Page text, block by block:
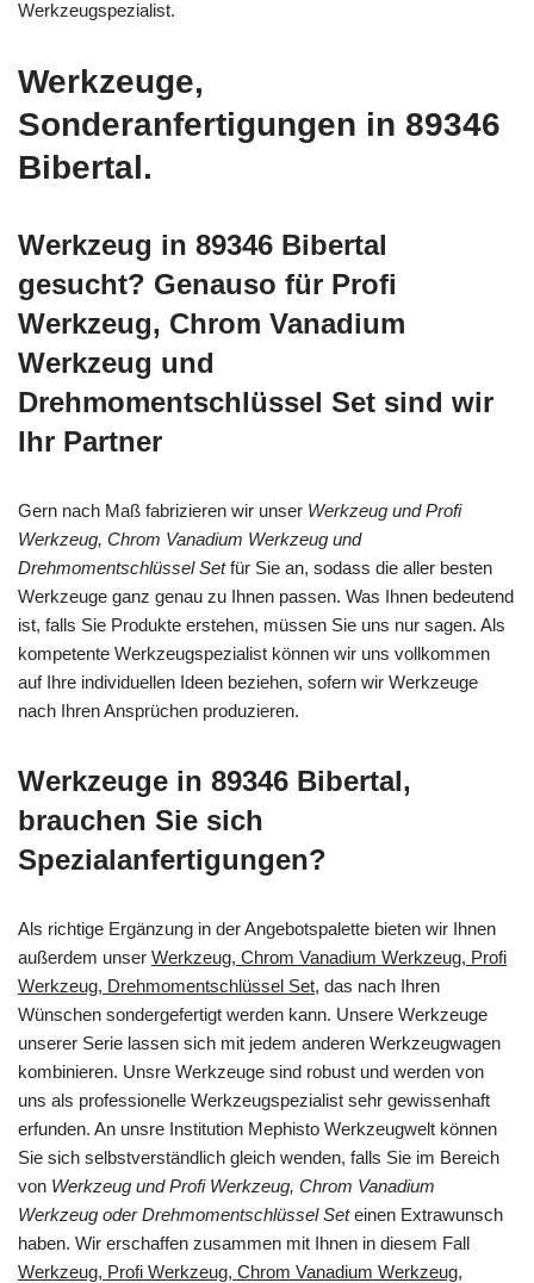
Werkzeugspezialist.
Werkzeuge,
Sonderanfertigungen in 89346
Bibertal.
Werkzeug in 89346 Bibertal
gesucht? Genauso für Profi
Werkzeug, Chrom Vanadium
Werkzeug und
Drehmomentschlüssel Set sind wir
Ihr Partner
Gern nach Maß fabrizieren wir unser Werkzeug und Profi
Werkzeug, Chrom Vanadium Werkzeug und
Drehmomentschlüssel Setfür Sie an, sodass die aller besten
Werkzeuge ganz genau zu Ihnen passen. Was Ihnen bedeutend
ist, falls Sie Produkte erstehen, müssen Sie uns nur sagen. Als
kompetente Werkzeugspezialist können wir uns vollkommen
auf Ihre individuellen Ideen beziehen, sofern wir Werkzeuge
nach Ihren Ansprüchen produzieren.
Werkzeuge in 89346 Bibertal,
brauchen Sie sich
Spezialanfertigungen?
Als richtige Ergänzung in der Angebotspalette bieten wir Ihnen
außerdem unser Werkzeug, Chrom Vanadium Werkzeug, Profi
Werkzeug, Drehmomentschlüssel Set, das nach Ihren
Wünschen sondergefertigt werden kann. Unsere Werkzeuge
unserer Serie lassen sich mit jedem anderen Werkzeugwagen
kombinieren. Unsre Werkzeuge sind robust und werden von
uns als professionelle Werkzeugspezialist sehr gewissenhaft
erfunden. An unsre Institution Mephisto Werkzeugwelt können
Sie sich selbstverständlich gleich wenden, falls Sie im Bereich
von Werkzeug und Profi Werkzeug, Chrom Vanadium
Werkzeug oder Drehmomentschlüssel Seteinen Extrawunsch
haben. Wir erschaffen zusammen mit Ihnen in diesem Fall
Werkzeug, Profi Werkzeug, Chrom Vanadium Werkzeug,